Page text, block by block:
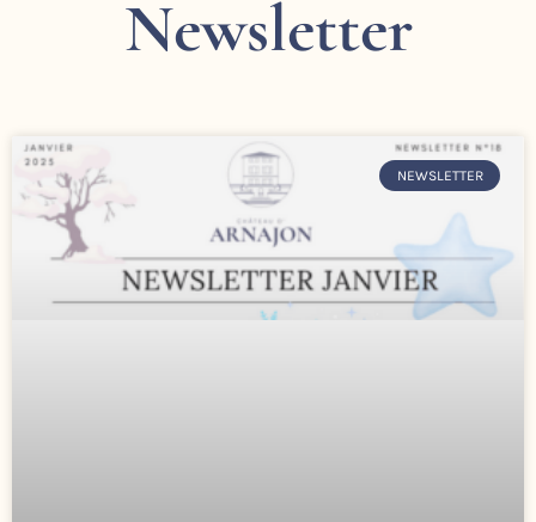
Newsletter
NEWSLETTER
Page